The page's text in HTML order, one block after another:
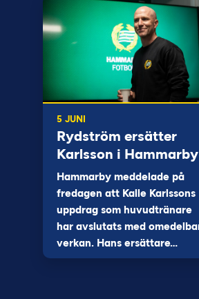
5 JUNI
Rydström ersätter
Karlsson i Hammarby
Hammarby meddelade på
fredagen att Kalle Karlssons
uppdrag som huvudtränare
har avslutats med
verkan. Hans ersättare…